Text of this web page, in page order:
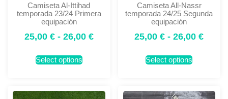
Camiseta Al-Ittihad
temporada 23/24 Primera
equipación
25,00 € - 26,00 €
Select options
Camiseta All-Nassr
temporada 24/25 Segunda
equipación
25,00€ - 26,00€
Select options